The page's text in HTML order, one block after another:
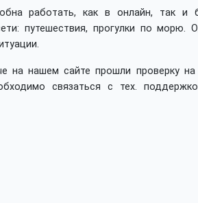
работать, как в онлайн, так и
путешествия, прогулки по морю.
на нашем сайте прошли проверку
связаться с тех.